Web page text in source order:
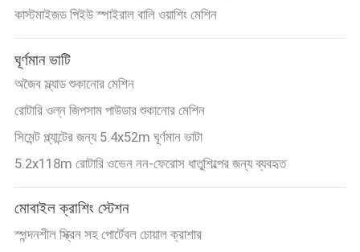
কাস্টমাইজড পিইউ স্পাইরাল বালি ওয়াশিং মেশিন
ঘূর্ণমান ভাটি
অজৈব স্ল্যাড শুকানোর মেশিন
রোটারি ওল্ন জিপসাম পাউডার শুকানোর মেশিন
সিমেন্ট প্ল্যান্টের জন্য 5.4x52m ঘূর্ণমান ভাটা
5.2x118m রোটারি ওভেন নন-ফেরোস ধাতুশিল্পের জন্য ব্যবহৃত
মোবাইল ক্রাশিং স্টেশন
স্পন্দনশীল স্ক্রিন সহ পোর্টেবল চোয়াল ক্রাশার